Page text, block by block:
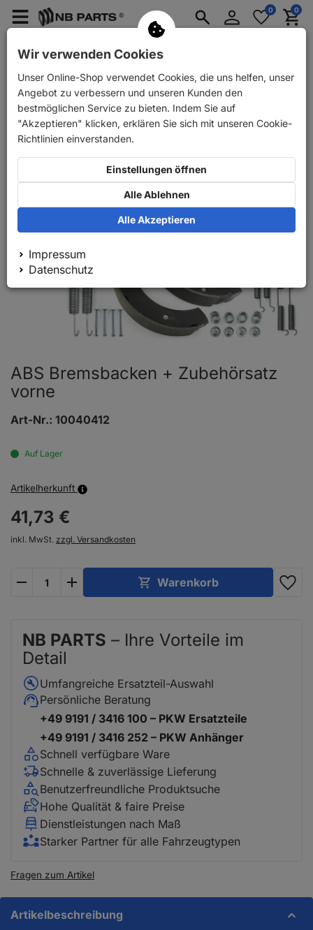
Menü
PKW Anhänger Ersatzteile
AnmeldenMerkzettel
aufklappen
0 0
Zurück PKW Ersatzteile ABS Bremsbacken + Zubehörsatz
ABS Bremsbacken + Zubehörsatz
vorne
Art-Nr.: 10040412
Auf Lager
Artikelherkunft
41,73 €
inkl. MwSt. zzgl. Versandkosten
Warenkorb
NB PARTS – Ihre Vorteile im
Detail
Umfangreiche Ersatzteil-Auswahl
Persönliche Beratung
+49 9191 / 3416 100 – PKW Ersatzteile
+49 9191 / 3416 252 – PKW Anhänger
Schnell verfügbare Ware
Schnelle & zuverlässige Lieferung
Benutzerfreundliche Produktsuche
Hohe Qualität & faire Preise
Dienstleistungen nach Maß
Starker Partner für alle Fahrzeugtypen
Fragen zum Artikel
Artikelbeschreibung
Wir verwenden Cookies
Unser Online-Shop verwendet Cookies, die uns helfen, unser
Angebot zu verbessern und unseren Kunden den
bestmöglichen Service zu bieten. Indem Sie auf
"Akzeptieren" klicken, erklären Sie sich mit unseren Cookie-
Richtlinien einverstanden.
Einstellungen öffnen
Alle Ablehnen
Alle Akzeptieren
Impressum
Datenschutz